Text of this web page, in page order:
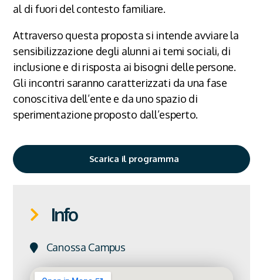
al di fuori del contesto familiare.
Attraverso questa proposta si intende avviare la
sensibilizzazione degli alunni ai temi sociali, di
inclusione e di risposta ai bisogni delle persone.
Gli incontri saranno caratterizzati da una fase
conoscitiva dell’ente e da uno spazio di
sperimentazione proposto dall’esperto.
Scarica il programma
Info
Canossa Campus